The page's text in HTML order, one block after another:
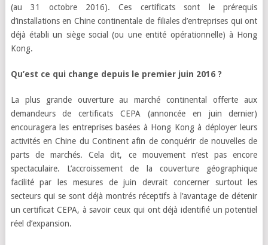
(au 31 octobre 2016). Ces certificats sont le prérequis
d’installations en Chine continentale de filiales d’entreprises qui ont
déjà établi un siège social (ou une entité opérationnelle) à Hong
Kong.
Qu’est ce qui change depuis le premier juin 2016 ?
La plus grande ouverture au marché continental offerte aux
demandeurs de certificats CEPA (annoncée en juin dernier)
encouragera les entreprises basées à Hong Kong à déployer leurs
activités en Chine du Continent afin de conquérir de nouvelles de
parts de marchés. Cela dit, ce mouvement n’est pas encore
spectaculaire. L’accroissement de la couverture géographique
facilité par les mesures de juin devrait concerner surtout les
secteurs qui se sont déjà montrés réceptifs à l’avantage de détenir
un certificat CEPA, à savoir ceux qui ont déjà identifié un potentiel
réel d’expansion.